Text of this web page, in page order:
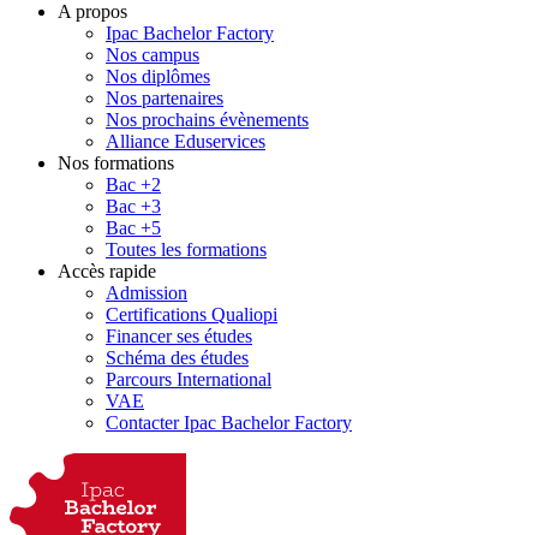
A propos
Ipac Bachelor Factory
Nos campus
Nos diplômes
Nos partenaires
Nos prochains évènements
Alliance Eduservices
Nos formations
Bac +2
Bac +3
Bac +5
Toutes les formations
Accès rapide
Admission
Certifications Qualiopi
Financer ses études
Schéma des études
Parcours International
VAE
Contacter Ipac Bachelor Factory